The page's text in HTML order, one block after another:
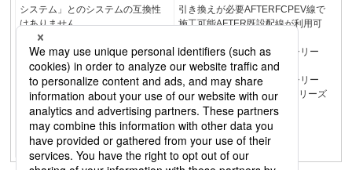
システム」とのシステムの互換性
はありません。
ClougeSQUAREClouge上記マー
クは、該当機能にインターホンの
各機種が各々対応しているかどう
かを表しています。マンション
HAⅠシリーズ共同住宅用住戸用詳
しいカタログをご用意していま
す。もよりの当社営業所へご請求
ください。｢マンションHAシステ
ム総合カタログ｣
引き換えが必要AFTERFCPEV線で
施工可能AFTER既設配線が利用可
ClougeSQUAREClougeⅠシリー
ズDシリーズ
ClougeSQUAREClougeⅠシリー
ズDシリーズⅠシリーズⅠシリーズ